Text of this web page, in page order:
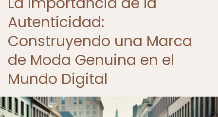
Autenticidad:
Construyendo una Marca
de Moda Genuina en el
Mundo Digital